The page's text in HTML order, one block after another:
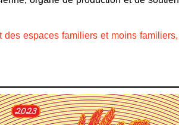
espaces familiers et moins familiers,